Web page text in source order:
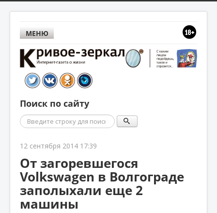
МЕНЮ
Поиск по сайту
Поиск
12 сентября 2014 17:39
От загоревшегося
Volkswagen в Волгограде
заполыхали еще 2
машины